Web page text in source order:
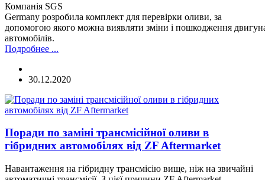
Компанія SGS
Germany розробила комплект для перевірки оливи, за
допомогою якого можна виявляти зміни і пошкодження
автомобілів.
Подробнее ...
30.12.2020
Поради по заміні трансмісійної оливи в
гібридних автомобілях від ZF Aftermarket
Навантаження на гібридну трансмісію вище, ніж на звичайні